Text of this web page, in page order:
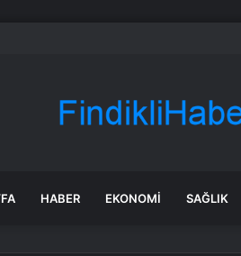
Yıldız siyasi partilerin kapatılma
HABER EKONOMI SAĞLIK